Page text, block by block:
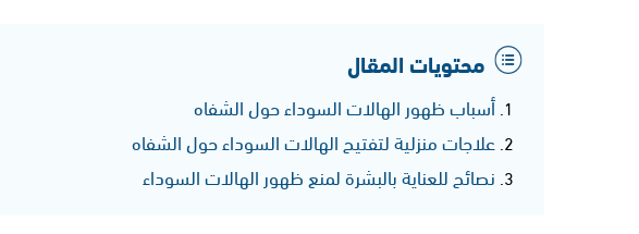
محتويات المقال
أسباب ظهور الهالات السوداء حول الشفاه
علاجات منزلية لتفتيح الهالات السوداء حول الشفاه
نصائح للعناية بالبشرة لمنع ظهور الهالات السوداء